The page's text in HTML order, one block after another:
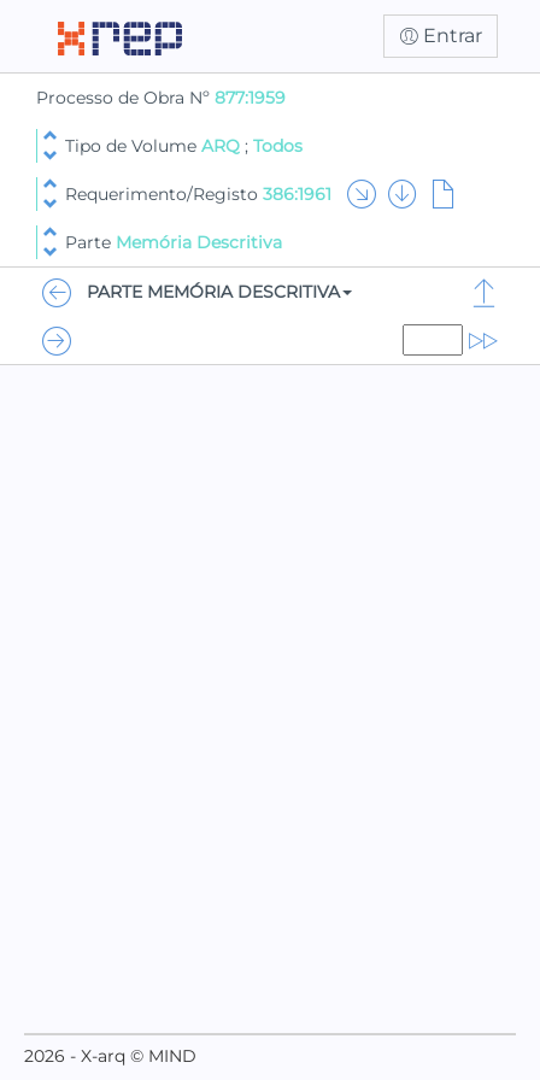
Entrar
Processo de Obra Nº 877:1959
Tipo de Volume ARQ ; Todos
Requerimento/Registo 386:1961
Parte Memória Descritiva
PARTE MEMÓRIA DESCRITIVA
2026 - X-arq © MIND